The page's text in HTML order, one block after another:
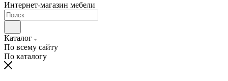
Интернет-магазин мебели
Каталог
По всему сайту
По каталогу